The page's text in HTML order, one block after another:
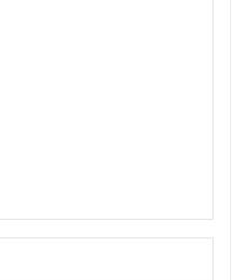
la cannelle, dont je fais un